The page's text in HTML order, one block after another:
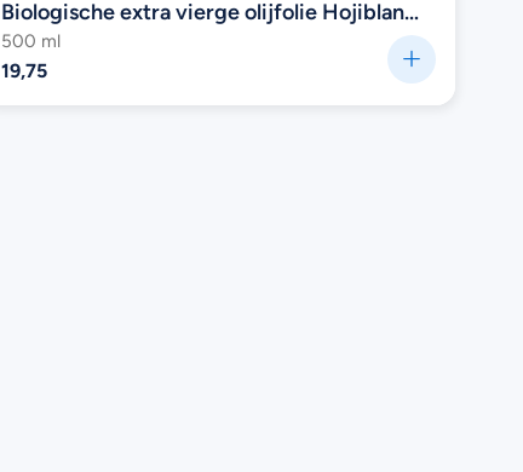
Biologische extra vierge olijfolie Hojiblanca
(Selección) van Entre Caminos (Glazen
fles)
500 ml
19,75